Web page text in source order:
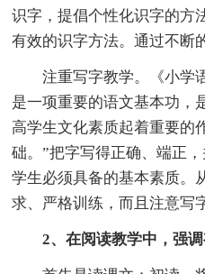
识字，提倡个性化识字的方
有效的识字方法。通过不断
注重写字教学。《小学
是一项重要的语文基本功，
高学生文化素质起着重要的
础。”把字写得正确、端正
学生必须具备的基本素质。
求、严格训练，而且注意写
2、在阅读教学中，强调